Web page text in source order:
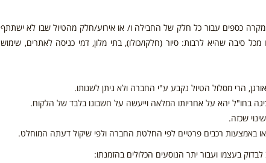
כספים עבור כל חלק של החבילה ו/ או אירוע/חלק מהטיול שבו לא ישתתף
סיבה שהיא לרבות: סיור (חלקו/כולו), בתי מלון, דמי כניסה לאתרים, שימוש
הרי מסלול הטיול נקבע ע"י החברה ולא ניתן לשנותו.
בחו"ל יהא על אחריותו המלאה וייעשה על חשבונו בלבד של הלקוח.
שכזה.
באמצעות רכבים פרטיים לפי החלטת החברה ולפי שיקול דעתה המוחלט.
בעצמו ועבור יתר הנוסעים הכלולים בהזמנתו: